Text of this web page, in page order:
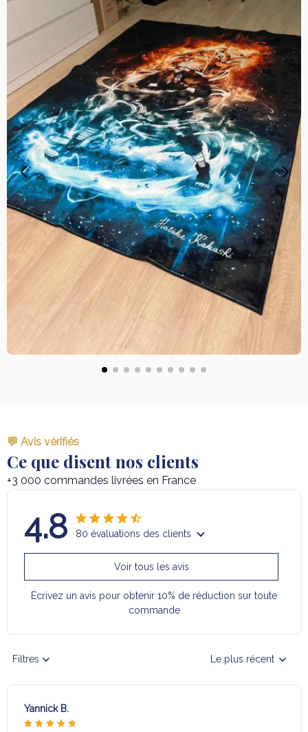
💬 Avis vérifiés
Ce que disent nos clients
+3 000 commandes livrées en France
4.8 80 évaluations des clients
Voir tous les avis
Écrivez un avis pour obtenir 10% de réduction sur toute
commande
Filtres Le plus récent
Yannick B.